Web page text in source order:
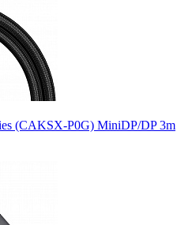
(CAKSX-P0G) MiniDP/DP 3m